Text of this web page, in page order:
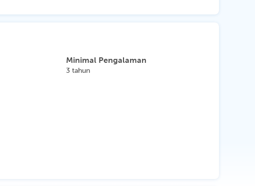
Minimal Pengalaman
3 tahun